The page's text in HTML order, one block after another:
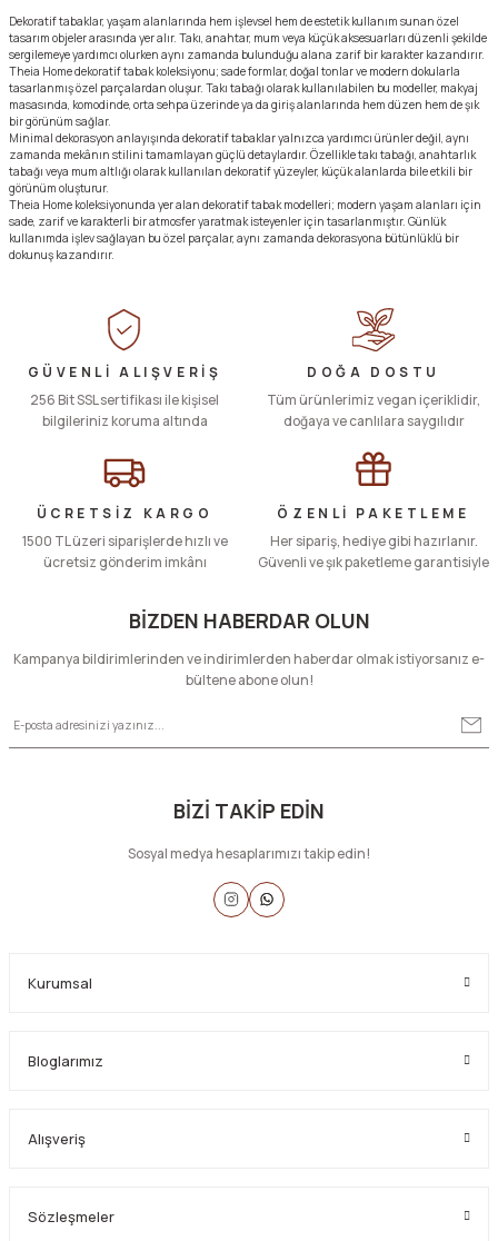
Dekoratif tabaklar, yaşam alanlarında hem işlevsel hem de estetik kullanım sunan özel
tasarım objeler arasında yer alır. Takı, anahtar, mum veya küçük aksesuarları düzenli şekilde
sergilemeye yardımcı olurken aynı zamanda bulunduğu alana zarif bir karakter kazandırır.
Theia Home dekoratif tabak koleksiyonu; sade formlar, doğal tonlar ve modern dokularla
tasarlanmış özel parçalardan oluşur. Takı tabağı olarak kullanılabilen bu modeller, makyaj
masasında, komodinde, orta sehpa üzerinde ya da giriş alanlarında hem düzen hem de şık
bir görünüm sağlar.
Minimal dekorasyon anlayışında dekoratif tabaklar yalnızca yardımcı ürünler değil, aynı
zamanda mekânın stilini tamamlayan güçlü detaylardır. Özellikle takı tabağı, anahtarlık
tabağı veya mum altlığı olarak kullanılan dekoratif yüzeyler, küçük alanlarda bile etkili bir
görünüm oluşturur.
Theia Home koleksiyonunda yer alan dekoratif tabak modelleri; modern yaşam alanları için
sade, zarif ve karakterli bir atmosfer yaratmak isteyenler için tasarlanmıştır. Günlük
kullanımda işlev sağlayan bu özel parçalar, aynı zamanda dekorasyona bütünlüklü bir
dokunuş kazandırır.
GÜVENLİ ALIŞVERİŞ
256 Bit SSL sertifikası ile kişisel
bilgileriniz koruma altında
DOĞA DOSTU
Tüm ürünlerimiz vegan içeriklidir,
doğaya ve canlılara saygılıdır
ÜCRETSİZ KARGO
1500 TL üzeri siparişlerde hızlı ve
ücretsiz gönderim imkânı
ÖZENLİ PAKETLEME
Her sipariş, hediye gibi hazırlanır.
Güvenli ve şık paketleme garantisiyle
BİZDEN HABERDAR OLUN
Kampanya bildirimlerinden ve indirimlerden haberdar olmak istiyorsanız e-
bültene abone olun!
BİZİ TAKİP EDİN
Sosyal medya hesaplarımızı takip edin!
Kurumsal
Bloglarımız
Alışveriş
Sözleşmeler